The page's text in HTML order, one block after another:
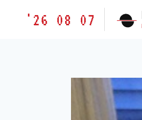
胶'26 08 07